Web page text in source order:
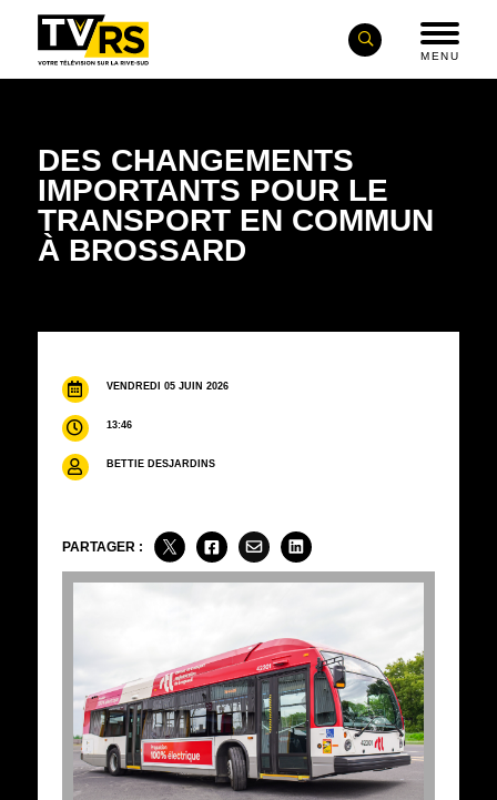
MENU
DES CHANGEMENTS
IMPORTANTS POUR LE
TRANSPORT EN COMMUN
À BROSSARD
VENDREDI 05 JUIN 2026
13:46
BETTIE DESJARDINS
PARTAGER :